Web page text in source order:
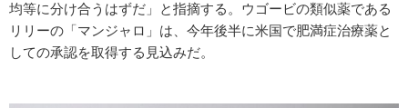
均等に分け合うはずだ」と指摘する。ウゴービの類似薬である
リリーの「マンジャロ」は、今年後半に米国で肥満症治療薬と
しての承認を取得する見込みだ。